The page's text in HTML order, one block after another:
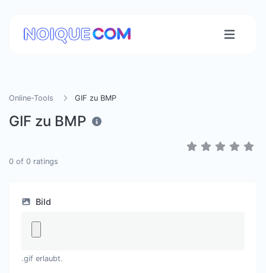
Online-Tools GIF zu BMP
GIF zu BMP
0 of 0 ratings
Bild
.gif erlaubt.